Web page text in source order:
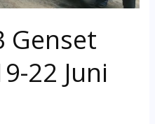
Genset
22 Juni